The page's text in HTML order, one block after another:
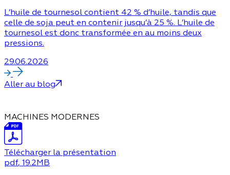
L’huile de tournesol contient 42 % d’huile, tandis que
celle de soja peut en contenir jusqu’à 25 %. L’huile de
tournesol est donc transformée en au moins deux
pressions.
29.06.2026
Aller au blog
MACHINES MODERNES
Télécharger la présentation
pdf, 19.2MB